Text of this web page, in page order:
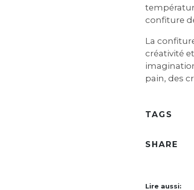
confiture
La
créativité
pain‚ des
TAGS
SHARE
Lire aussi: